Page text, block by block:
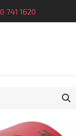
741 1620